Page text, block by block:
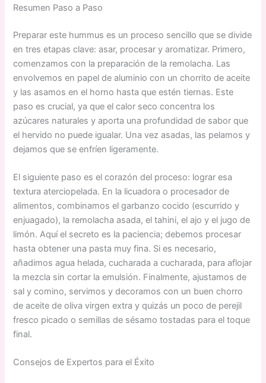
Resumen Paso a Paso
Preparar este hummus es un proceso sencillo que se divide
en tres etapas clave: asar, procesar y aromatizar. Primero,
comenzamos con la preparación de la remolacha. Las
envolvemos en papel de aluminio con un chorrito de aceite
y las asamos en el horno hasta que estén tiernas. Este
paso es crucial, ya que el calor seco concentra los
azúcares naturales y aporta una profundidad de sabor que
el hervido no puede igualar. Una vez asadas, las pelamos y
dejamos que se enfríen ligeramente.
El siguiente paso es el corazón del proceso: lograr esa
textura aterciopelada. En la licuadora o procesador de
alimentos, combinamos el garbanzo cocido (escurrido y
enjuagado), la remolacha asada, el tahini, el ajo y el jugo de
limón. Aquí el secreto es la paciencia; debemos procesar
hasta obtener una pasta muy fina. Si es necesario,
añadimos agua helada, cucharada a cucharada, para aflojar
la mezcla sin cortar la emulsión. Finalmente, ajustamos de
sal y comino, servimos y decoramos con un buen chorro
de aceite de oliva virgen extra y quizás un poco de perejil
fresco picado o semillas de sésamo tostadas para el toque
final.
Consejos de Expertos para el Éxito